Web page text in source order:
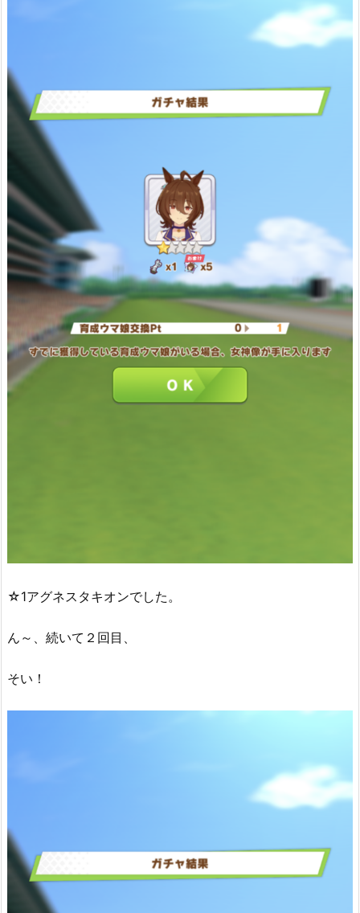
☆1アグネスタキオンでした。
ん～、続いて２回目、
そい！